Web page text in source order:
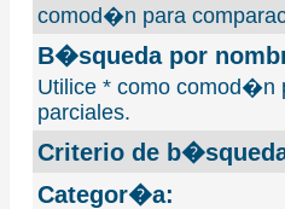
comod�n para
B�squeda por
Utilice * como comod�n
parciales.
Criterio de
Categor�a: